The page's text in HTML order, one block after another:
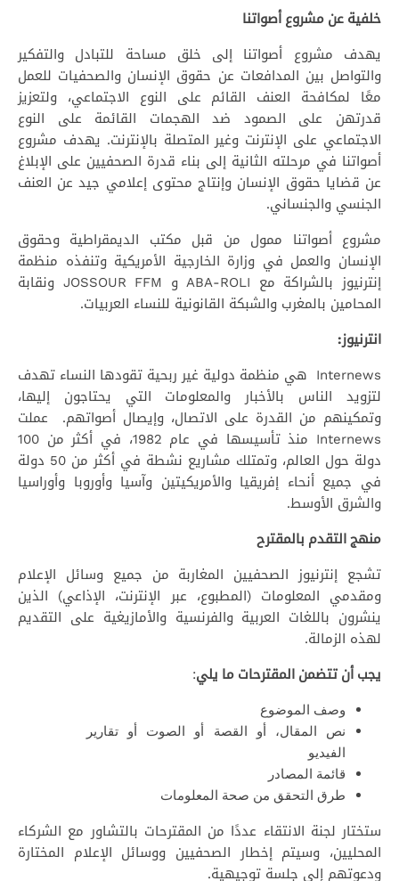
خلفية عن مشروع أصواتنا
يهدف مشروع أصواتنا إلى خلق مساحة للتبادل والتفكير
والتواصل بين المدافعات عن حقوق الإنسان والصحفيات للعمل
معًا لمكافحة العنف القائم على النوع الاجتماعي، ولتعزيز
قدرتهن على الصمود ضد الهجمات القائمة على النوع
الاجتماعي على الإنترنت وغير المتصلة بالإنترنت. يهدف مشروع
أصواتنا في مرحلته الثانية إلى بناء قدرة الصحفيين على الإبلاغ
عن قضايا حقوق الإنسان وإنتاج محتوى إعلامي جيد عن العنف
الجنسي والجنساني.
مشروع أصواتنا ممول من قبل مكتب الديمقراطية وحقوق
الإنسان والعمل في وزارة الخارجية الأمريكية وتنفذه منظمة
إنترنيوز بالشراكة مع ABA-ROLI و JOSSOUR FFM ونقابة
المحامين بالمغرب والشبكة القانونية للنساء العربيات.
انترنيوز:
Internews هي منظمة دولية غير ربحية تقودها النساء تهدف
لتزويد الناس بالأخبار والمعلومات التي يحتاجون إليها،
وتمكينهم من القدرة على الاتصال، وإيصال أصواتهم. عملت
Internews منذ تأسيسها في عام 1982، في أكثر من 100
دولة حول العالم، وتمتلك مشاريع نشطة في أكثر من 50 دولة
في جميع أنحاء إفريقيا والأمريكيتين وآسيا وأوروبا وأوراسيا
والشرق الأوسط.
منهج التقدم بالمقترح
تشجع إنترنيوز الصحفيين المغاربة من جميع وسائل الإعلام
ومقدمي المعلومات (المطبوع، عبر الإنترنت، الإذاعي) الذين
ينشرون باللغات العربية والفرنسية والأمازيغية على التقديم
لهذه الزمالة.
يجب أن تتضمن المقترحات ما يلي:
وصف الموضوع
نص المقال، أو القصة أو الصوت أو تقارير
الفيديو
قائمة المصادر
طرق التحقق من صحة المعلومات
ستختار لجنة الانتقاء عددًا من المقترحات بالتشاور مع الشركاء
المحليين، وسيتم إخطار الصحفيين ووسائل الإعلام المختارة
ودعوتهم إلى جلسة توجيهية.